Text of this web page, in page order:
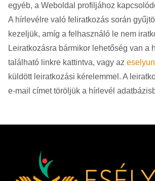
egyéb, a Weboldal profiljához
A hírlevélre való feliratkozás során
kezeljük, amíg a felhasználó le nem
Leiratkozásra bármikor lehetőség van a
található linkre kattintva, vagy az
küldött leiratkozási kérelemmel. A
e-mail címet töröljük a hírlevél